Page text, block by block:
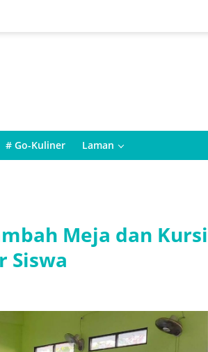
# Go-Kuliner Laman
Meja dan Kursi
Siswa